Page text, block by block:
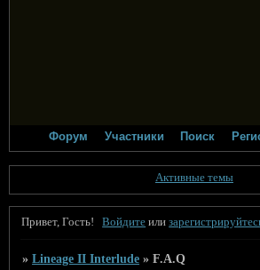
Форум Участники Поиск
Активные темы
Привет, Гость! Войдите или
»Lineage II Interlude »F.A.Q